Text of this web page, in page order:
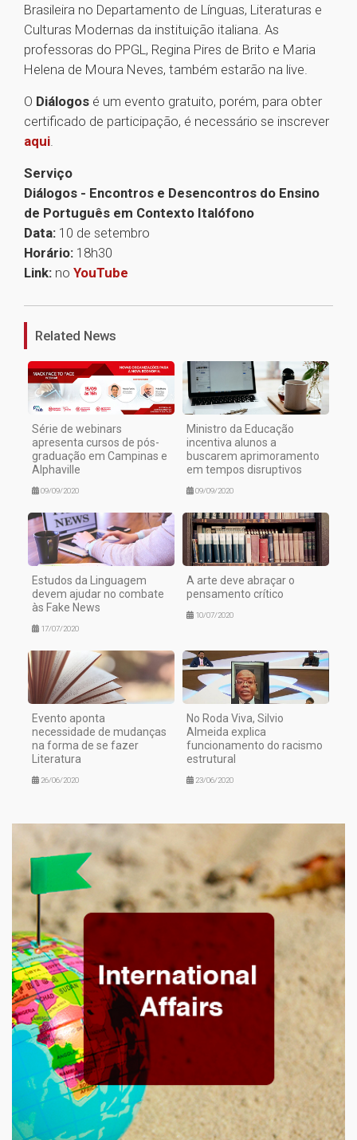
Brasileira no Departamento de Línguas, Literaturas e
Culturas Modernas da instituição italiana. As
professoras do PPGL, Regina Pires de Brito e Maria
Helena de Moura Neves, também estarão na live.
O Diálogos é um evento gratuito, porém, para obter
certificado de participação, é necessário se inscrever
aqui.
Serviço
Diálogos - Encontros e Desencontros do Ensino
de Português em Contexto Italófono
Data: 10 de setembro
Horário: 18h30
Link: no YouTube
Related News
Série de webinars
apresenta cursos de pós-
graduação em Campinas e
Alphaville
09/09/2020
Ministro da Educação
incentiva alunos a
buscarem aprimoramento
em tempos disruptivos
09/09/2020
Estudos da Linguagem
devem ajudar no combate
às Fake News
17/07/2020
A arte deve abraçar o
pensamento crítico
10/07/2020
Evento aponta
necessidade de mudanças
na forma de se fazer
Literatura
26/06/2020
No Roda Viva, Silvio
Almeida explica
funcionamento do racismo
estrutural
23/06/2020